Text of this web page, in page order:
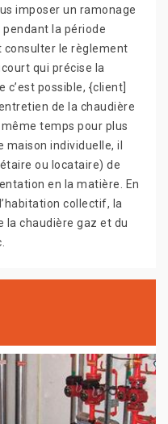
imposer un ramonage
la période
consulter le règlement
qui précise la
possible, {client]
de la chaudière
temps pour plus
maison individuelle, il
ou locataire) de
en la matière. En
collectif, la
la chaudière gaz et du